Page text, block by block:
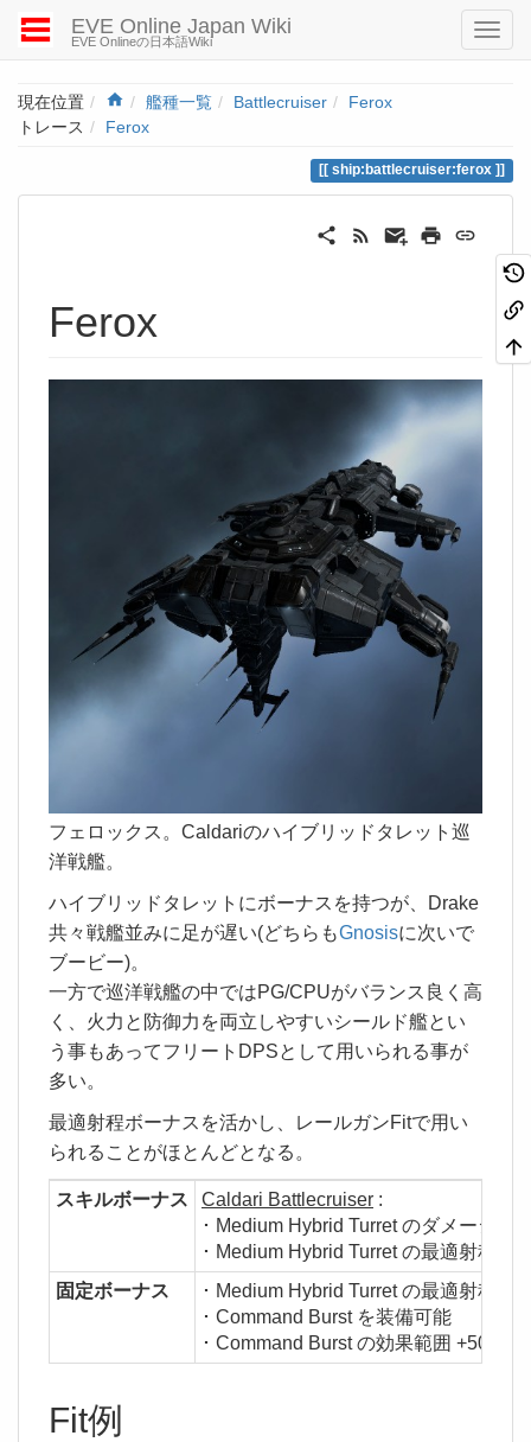
EVE Online Japan Wiki
EVE Onlineの日本語Wiki
現在位置 Home
艦種一覧 Battlecruiser
Ferox
トレース
Ferox
ship:battlecruiser:ferox
Ferox
フェロックス。Caldariのハイブリッドタレット巡
洋戦艦。
ハイブリッドタレットにボーナスを持つが、Drake
共々戦艦並みに足が遅い(どちらもGnosisに次いで
ブービー)。
一方で巡洋戦艦の中ではPG/CPUがバランス良く高
く、火力と防御力を両立しやすいシールド艦とい
う事もあってフリートDPSとして用いられる事が
多い。
最適射程ボーナスを活かし、レールガンFitで用い
られることがほとんどとなる。
スキルボーナス Caldari Battlecruiser :
･ Medium Hybrid Turret のダメージ
･ Medium Hybrid Turret の最適射程距
固定ボーナス
･ Medium Hybrid Turret の最適射程距
･ Command Burst を装備可能
･ Command Burst の効果範囲 +50%
Fit例